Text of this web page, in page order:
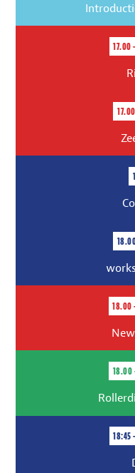
17.00
18.00
18.00
18:45